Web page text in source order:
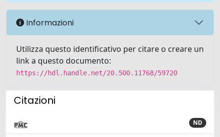
Informazioni
Utilizza questo identificativo per citare o creare un
link a questo documento:
https://hdl.handle.net/20.500.11768/59720
Citazioni
ND